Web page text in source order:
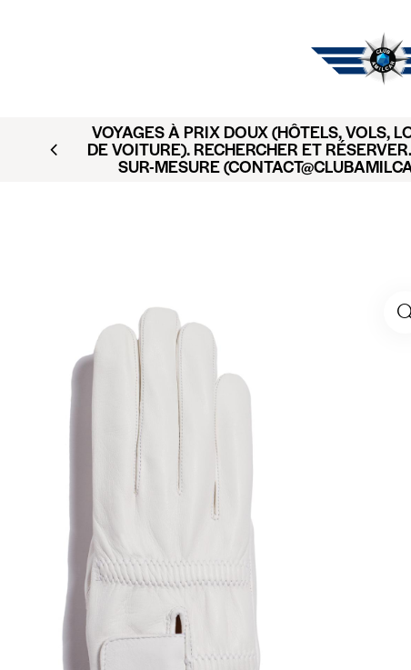
VOYAGES À PRIX DOUX (HÔTELS, VOLS,
DE VOITURE). RECHERCHER ET
SUR-MESURE